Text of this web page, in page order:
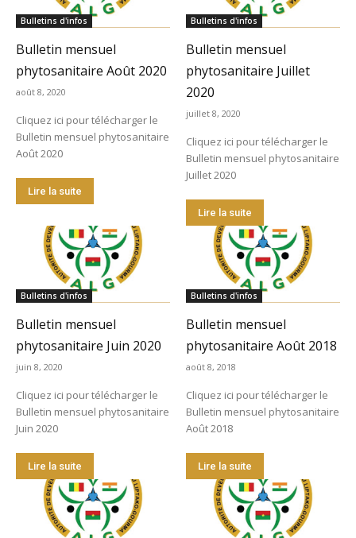
Bulletins d'infos
Bulletin mensuel
phytosanitaire Août 2020
août 8, 2020
Cliquez ici pour télécharger le
Bulletin mensuel phytosanitaire
Août 2020
Lire la suite
Bulletins d'infos
Bulletin mensuel
phytosanitaire Juillet
2020
juillet 8, 2020
Cliquez ici pour télécharger le
Bulletin mensuel phytosanitaire
Juillet 2020
Lire la suite
Bulletins d'infos
Bulletin mensuel
phytosanitaire Juin 2020
juin 8, 2020
Cliquez ici pour télécharger le
Bulletin mensuel phytosanitaire
Juin 2020
Lire la suite
Bulletins d'infos
Bulletin mensuel
phytosanitaire Août 2018
août 8, 2018
Cliquez ici pour télécharger le
Bulletin mensuel phytosanitaire
Août 2018
Lire la suite